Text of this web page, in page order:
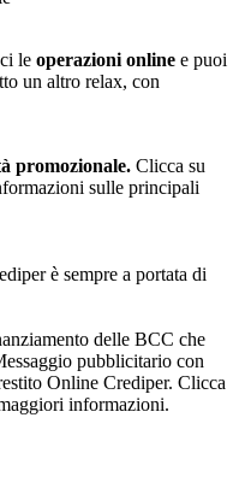
le operazioni online e puoi
un altro relax, con
promozionale. Clicca su
sulle principali
è sempre a portata di
delle BCC che
pubblicitario con
Online Crediper. Clicca
informazioni.